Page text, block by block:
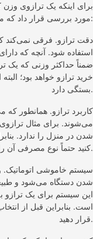
برای اینکه یک ترازوی
مورد بررسی قرار داد که ما در ادامه به مهم‌ترین آنها اشاره می‌کنیم:
استفاده شود. آنچه که
ضمناً حداکثر وزنی که یک
خرید ترازو خواهد بود؛
بستگی دارد.
می‌شوند. برای مثال
شدن در منزل را ندارد.
کنید حتماً نوع مصرفی آن را مشخص نمایید تا دچار سردرگمی نشوید.
شدن دستگاه می‌شود و
این سیستم برای یک
است. بنابراین قبل از
قرار دهید.